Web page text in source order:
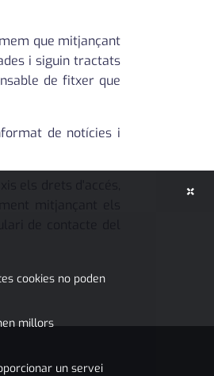
que mitjançant
i siguin tractats
de fitxer que
de notícies i
mitjançant els
×
cookies no poden
millors
un servei